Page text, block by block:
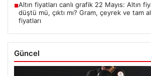
■Altın fiyatları canlı grafik 22 Mayıs: Altın
düştü mü, çıktı mı? Gram, çeyrek ve tam
fiyatları
Güncel